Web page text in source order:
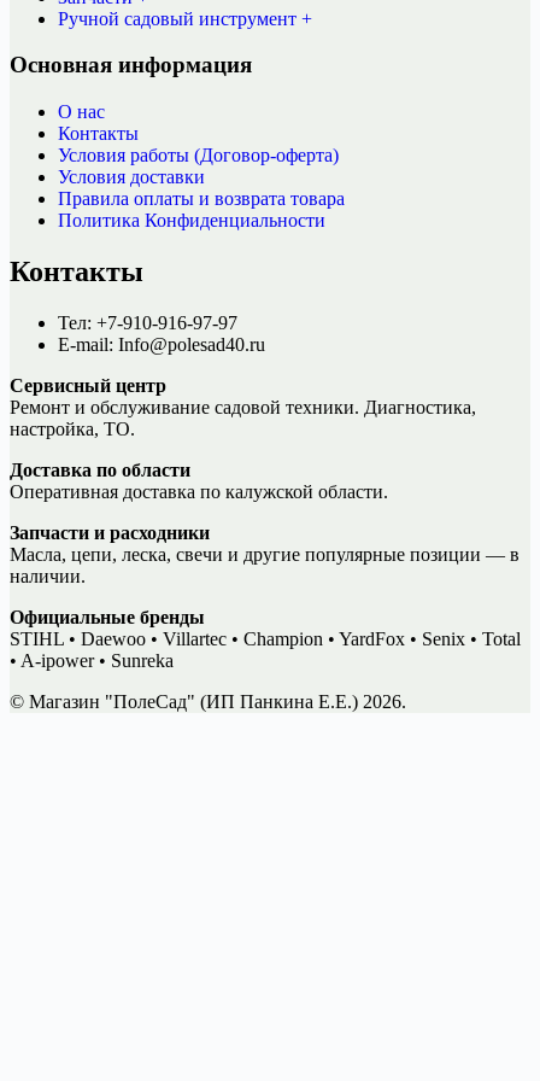
Ручной садовый инструмент +
Основная информация
О нас
Контакты
Условия работы (Договор-оферта)
Условия доставки
Правила оплаты и возврата товара
Политика Конфиденциальности
Контакты
Тел: +7-910-916-97-97
E-mail: Info@polesad40.ru
Сервисный центр
Ремонт и обслуживание садовой техники. Диагностика,
настройка, ТО.
Доставка по области
Оперативная доставка по калужской области.
Запчасти и расходники
Масла, цепи, леска, свечи и другие популярные позиции — в
наличии.
Официальные бренды
STIHL • Daewoo • Villartec • Champion • YardFox • Senix • Total
• A-ipower • Sunreka
© Магазин "ПолеСад" (ИП Панкина Е.Е.) 2026.